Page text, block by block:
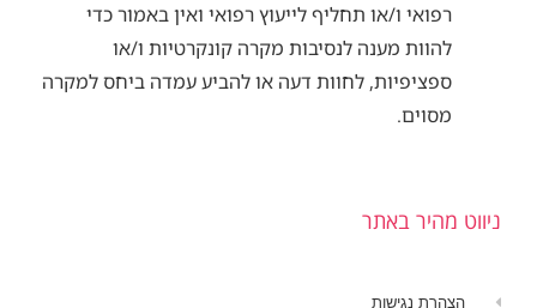
רפואי ו/או תחליף לייעוץ רפואי ואין באמור כדי
להוות מענה לנסיבות מקרה קונקרטיות ו/או
ספציפיות, לחוות דעה או להביע עמדה ביחס למקרה
מסוים.
ניווט מהיר באתר
הצהרת נגישות